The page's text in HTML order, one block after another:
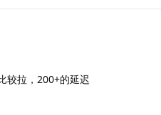
较拉，200+的延迟